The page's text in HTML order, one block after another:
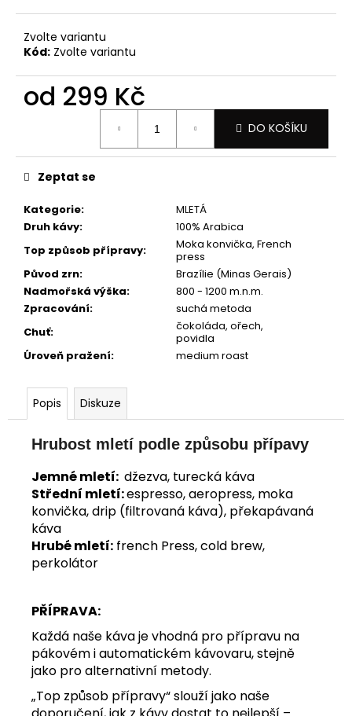
Zvolte variantu
Kód: Zvolte variantu
od 299 Kč
DO KOŠÍKU
Kategorie:
MLETÁ
Druh kávy:
100% Arabica
Top způsob přípravy:
Moka konvička, French
press
Původ zrn:
Brazílie (Minas Gerais)
Nadmořská výška:
800 - 1200 m.n.m.
Zpracování:
suchá metoda
Chuť:
čokoláda, ořech,
povidla
Úroveň pražení: medium roast
Zeptat se
Popis Diskuze
Hrubost mletí podle způsobu přípavy
Jemné mletí: džezva, turecká káva
Střední mletí:espresso, aeropress, moka
konvička, drip (filtrovaná káva), překapávaná
káva
Hrubé mletí: french Press, cold brew,
perkolátor
PŘÍPRAVA:
Každá naše káva je vhodná pro přípravu na
pákovém i automatickém kávovaru, stejně
jako pro alternativní metody.
„Top způsob přípravy“ slouží jako naše
č
u